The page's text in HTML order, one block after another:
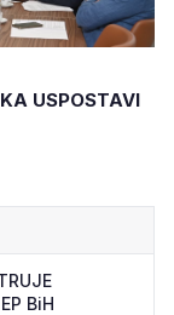
USPOSTAVI
BiH